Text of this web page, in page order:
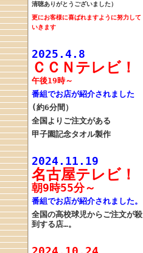
清聴ありがとうございました）
更にお客様に喜ばれますように努力して
いきます
2025.4.8
ＣＣＮテレビ！
午後19時～
番組でお店が紹介されました
(約6分間）
全国よりご注文がある
甲子園記念タオル製作
2024.11.19
名古屋テレビ！
朝9時55分～
番組でお店が紹介されました。
全国の高校球児からご注文が殺
到する店…。